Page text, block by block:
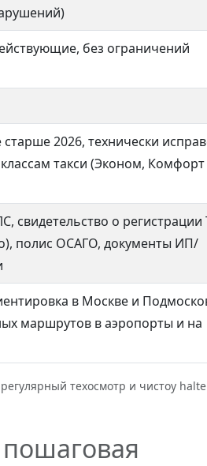
без ограничений
старше 2026, технически
классам такси (Эконом,
свидетельство о регистрации
полис ОСАГО, документы ИП/
в Москве и
маршрутов в аэропорты и на
техосмотр и чистоу
пошаговая